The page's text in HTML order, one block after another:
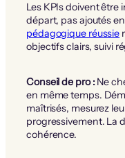
Les KPIs doivent être
départ, pas ajoutés
pédagogique réussie
objectifs clairs, suivi
Conseil de pro :Ne
en même temps.
maîtrisés, mesurez
progressivement. La
cohérence.